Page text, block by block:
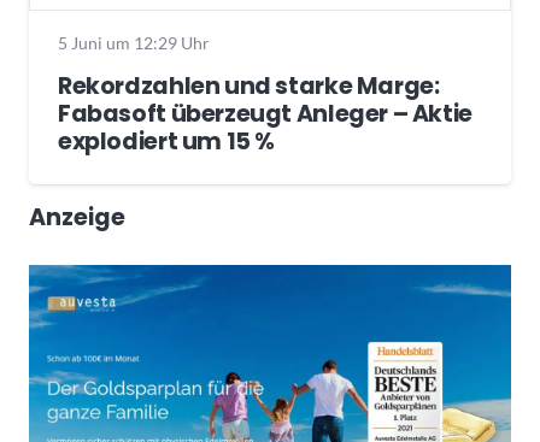
5 Juni um 12:29 Uhr
Rekordzahlen und starke Marge:
Fabasoft überzeugt Anleger – Aktie
explodiert um 15 %
Anzeige